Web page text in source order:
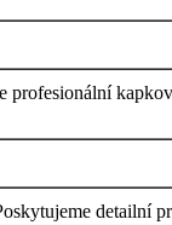
profesionální
detailní